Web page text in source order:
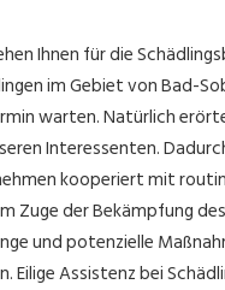
Ihnen für die
im Gebiet von Bad-
warten. Natürlich
Interessenten.
kooperiert mit
Zuge der Bekämpfung
und potenzielle
Eilige Assistenz bei